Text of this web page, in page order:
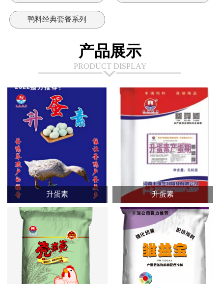
鸭料经典套餐系列
产品展示
PRODUCT DISPLAY
升蛋素 升蛋素